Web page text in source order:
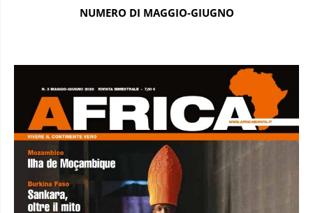
NUMERO DI MAGGIO-GIUGNO